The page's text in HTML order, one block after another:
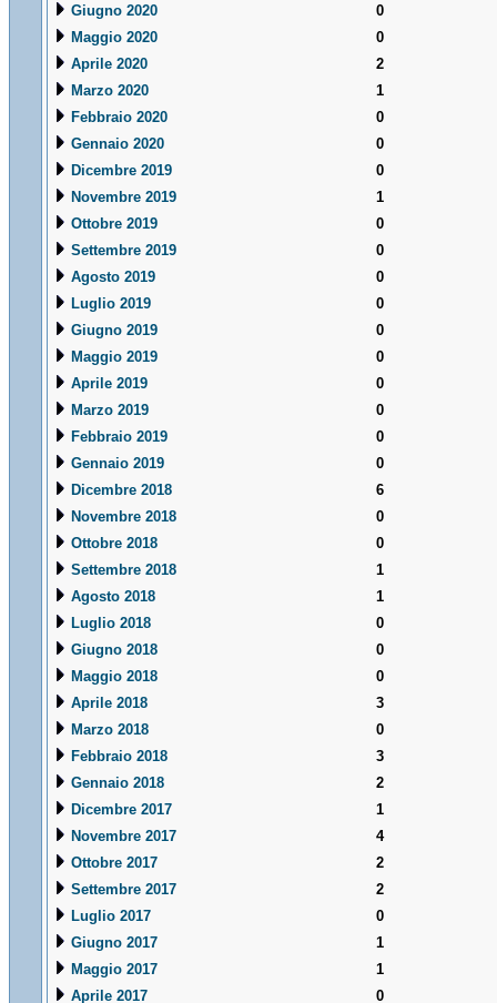
Giugno 2020
0
Maggio 2020
0
Aprile 2020
2
Marzo 2020
1
Febbraio 2020
0
Gennaio 2020
0
Dicembre 2019
0
Novembre 2019
1
Ottobre 2019
0
Settembre 2019
0
Agosto 2019
0
Luglio 2019
0
Giugno 2019
0
Maggio 2019
0
Aprile 2019
0
Marzo 2019
0
Febbraio 2019
0
Gennaio 2019
0
Dicembre 2018
6
Novembre 2018
0
Ottobre 2018
0
Settembre 2018
1
Agosto 2018
1
Luglio 2018
0
Giugno 2018
0
Maggio 2018
0
Aprile 2018
3
Marzo 2018
0
Febbraio 2018
3
Gennaio 2018
2
Dicembre 2017
1
Novembre 2017
4
Ottobre 2017
2
Settembre 2017
2
Luglio 2017
0
Giugno 2017
1
Maggio 2017
1
Aprile 2017
0